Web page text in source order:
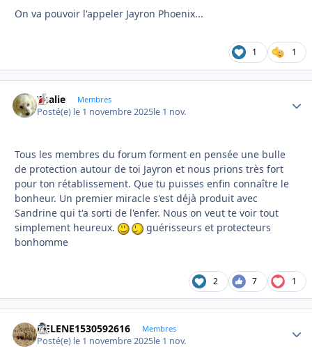
On va pouvoir l'appeler Jayron Phoenix...
1 1
Thalie Membres
Posté(e) le 1 novembre 2025le 1 nov.
Tous les membres du forum forment en pensée une bulle
de protection autour de toi Jayron et nous prions très fort
pour ton rétablissement. Que tu puisses enfin connaître le
bonheur. Un premier miracle s'est déjà produit avec
Sandrine qui t'a sorti de l'enfer. Nous on veut te voir tout
simplement heureux.
guérisseurs et protecteurs
bonhomme
2 7 1
HELENE1530592616 Membres
Posté(e) le 1 novembre 2025le 1 nov.